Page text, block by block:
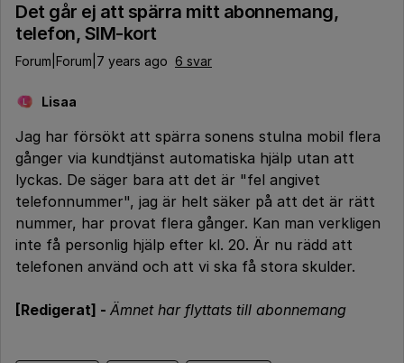
Det går ej att spärra mitt abonnemang,
telefon, SIM-kort
Forum|Forum|7 years ago 6 svar
Lisaa
Jag har försökt att spärra sonens stulna mobil flera
gånger via kundtjänst automatiska hjälp utan att
lyckas. De säger bara att det är "fel angivet
telefonnummer", jag är helt säker på att det är rätt
nummer, har provat flera gånger. Kan man verkligen
inte få personlig hjälp efter kl. 20. Är nu rädd att
telefonen använd och att vi ska få stora skulder.
[Redigerat] - Ämnet har flyttats till abonnemang